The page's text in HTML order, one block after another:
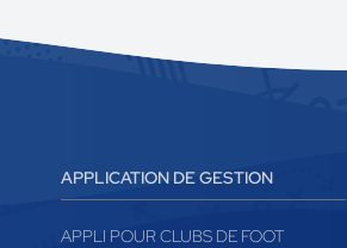
APPLICATION DE GESTION
APPLI POUR CLUBS DE FOOT